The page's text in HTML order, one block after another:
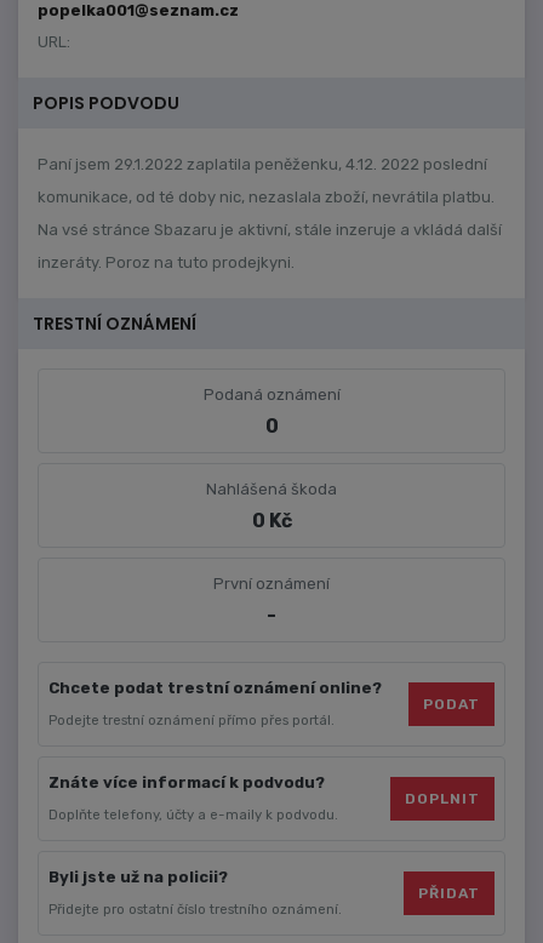
popelka001@seznam.cz
URL:
POPIS PODVODU
Paní jsem 29.1.2022 zaplatila peněženku, 4.12. 2022 poslední
komunikace, od té doby nic, nezaslala zboží, nevrátila platbu.
Na vsé stránce Sbazaru je aktivní, stále inzeruje a vkládá další
inzeráty. Poroz na tuto prodejkyni.
TRESTNÍ OZNÁMENÍ
Podaná oznámení
0
Nahlášená škoda
0 Kč
První oznámení
-
Chcete podat trestní oznámení online?
Podejte trestní oznámení přímo přes portál.
PODAT
Znáte více informací k podvodu?
Doplňte telefony, účty a e-maily k podvodu.
DOPLNIT
Byli jste už na policii?
Přidejte pro ostatní číslo trestního oznámení.
PŘIDAT